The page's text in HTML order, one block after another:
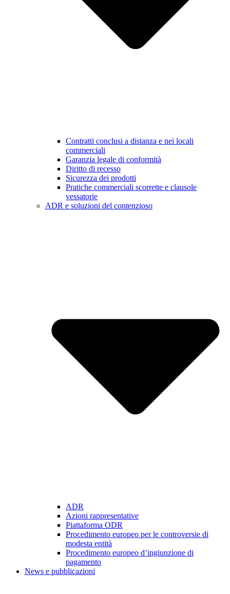
Contratti conclusi a distanza e nei locali
commerciali
Garanzia legale di conformità
Diritto di recesso
Sicurezza dei prodotti
Pratiche commerciali scorrette e clausole
vessatorie
ADR e soluzioni del contenzioso
ADR
Azioni rappresentative
Piattaforma ODR
Procedimento europeo per le controversie di
modesta entità
Procedimento europeo d’ingiunzione di
pagamento
News e pubblicazioni